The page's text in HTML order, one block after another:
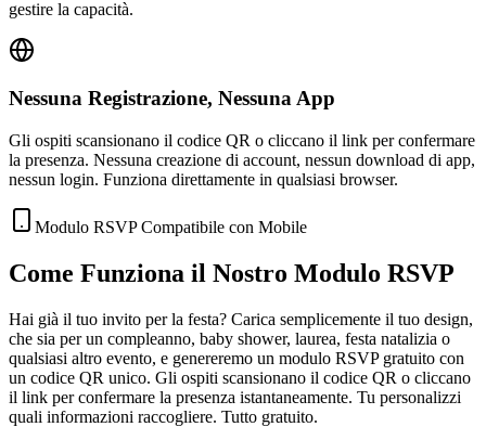
gestire la capacità.
Nessuna Registrazione, Nessuna App
Gli ospiti scansionano il codice QR o cliccano il link per confermare
la presenza. Nessuna creazione di account, nessun download di app,
nessun login. Funziona direttamente in qualsiasi browser.
Modulo RSVP Compatibile con Mobile
Come Funziona il Nostro Modulo RSVP
Hai già il tuo invito per la festa? Carica semplicemente il tuo design,
che sia per un compleanno, baby shower, laurea, festa natalizia o
qualsiasi altro evento, e genereremo un modulo RSVP gratuito con
un codice QR unico. Gli ospiti scansionano il codice QR o cliccano
il link per confermare la presenza istantaneamente. Tu personalizzi
quali informazioni raccogliere. Tutto gratuito.